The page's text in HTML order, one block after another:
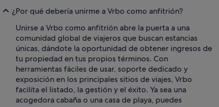
¿Por qué debería unirme a Vrbo como anfitrión?
Unirse a Vrbo como anfitrión abre la puerta a una
comunidad global de viajeros que buscan estancias
únicas, dándote la oportunidad de obtener ingresos de
tu propiedad en tus propios términos. Con
herramientas fáciles de usar, soporte dedicado y
exposición en los principales sitios de viajes, Vrbo
facilita el listado, la gestión y el éxito. Ya sea una
acogedora cabaña o una casa de playa, puedes